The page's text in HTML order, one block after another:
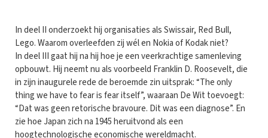
In deel II onderzoekt hij organisaties als Swissair, Red Bull,
Lego. Waarom overleefden zij wél en Nokia of Kodak niet?
In deel III gaat hij na hij hoe je een veerkrachtige samenleving
opbouwt. Hij neemt nu als voorbeeld Franklin D. Roosevelt, die
in zijn inaugurele rede de beroemde zin uitsprak: “The only
thing we have to fear is fear itself”, waaraan De Wit toevoegt:
“Dat was geen retorische bravoure. Dit was een diagnose”. En
zie hoe Japan zich na 1945 heruitvond als een
hoogtechnologische economische wereldmacht.